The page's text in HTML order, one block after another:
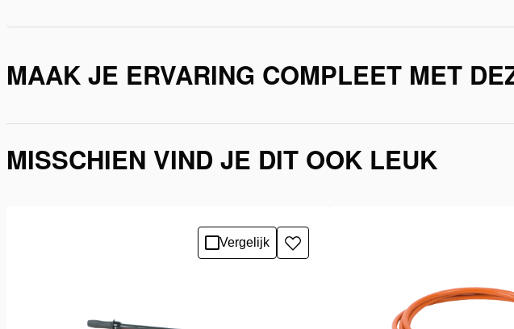
MAAK JE ERVARING COMPLEET MET
MISSCHIEN VIND JE DIT OOK LEUK
Vergelijk
Toevoegen
aan